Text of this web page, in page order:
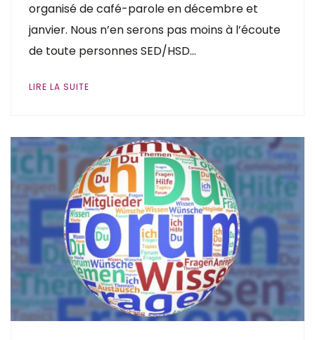
organisé de café-parole en décembre et
janvier. Nous n’en serons pas moins à l’écoute
de toute personnes SED/HSD…
LIRE LA SUITE